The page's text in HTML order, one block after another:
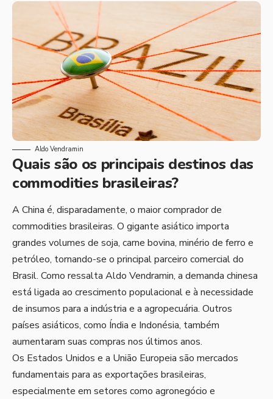
Aldo Vendramin
Quais são os principais destinos das
commodities brasileiras?
A China é, disparadamente, o maior comprador de
commodities brasileiras. O gigante asiático importa
grandes volumes de soja, carne bovina, minério de ferro e
petróleo, tornando-se o principal parceiro comercial do
Brasil. Como ressalta Aldo Vendramin, a demanda chinesa
está ligada ao crescimento populacional e à necessidade
de insumos para a indústria e a agropecuária. Outros
países asiáticos, como Índia e Indonésia, também
aumentaram suas compras nos últimos anos.
Os Estados Unidos e a União Europeia são mercados
fundamentais para as exportações brasileiras,
especialmente em setores como agronegócio e